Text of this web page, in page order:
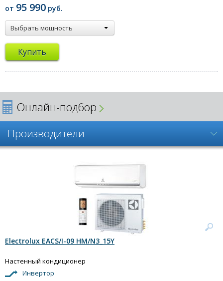
от 95 990 руб.
Выбрать мощность
Купить
Онлайн-подбор
Производители
Electrolux EACS/I-09 HM/N3_15Y
Настенный кондиционер
Инвертор